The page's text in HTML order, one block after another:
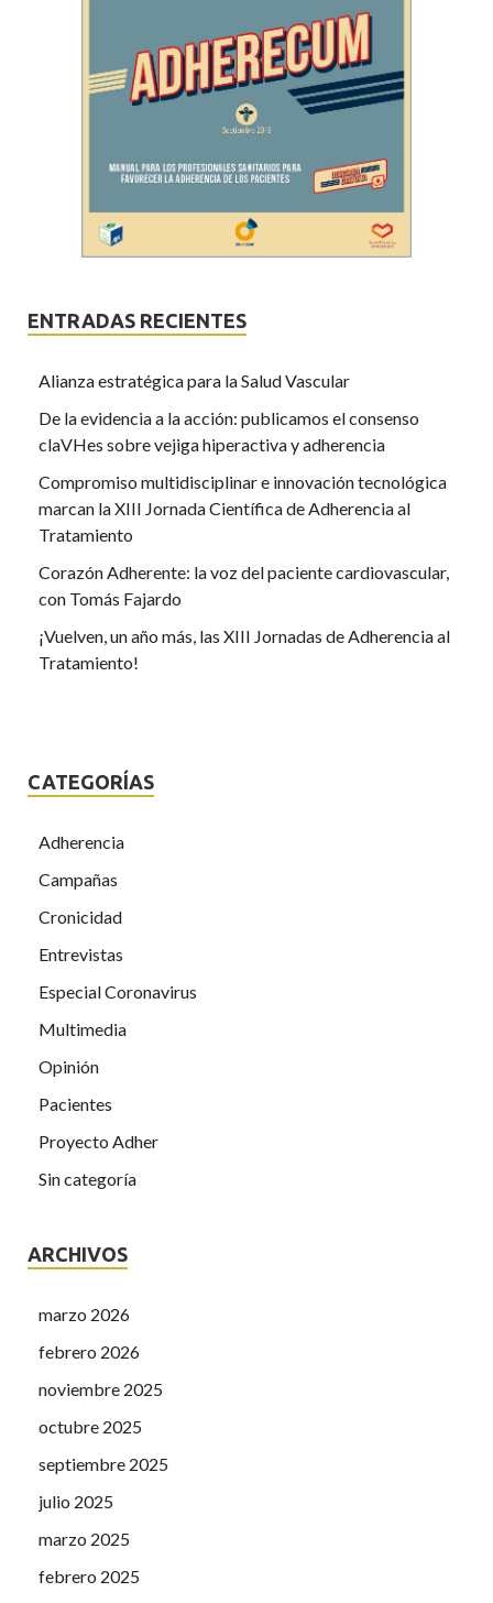
ENTRADAS RECIENTES
Alianza estratégica para la Salud Vascular
De la evidencia a la acción: publicamos el consenso
claVHes sobre vejiga hiperactiva y adherencia
Compromiso multidisciplinar e innovación tecnológica
marcan la XIII Jornada Científica de Adherencia al
Tratamiento
Corazón Adherente: la voz del paciente cardiovascular,
con Tomás Fajardo
¡Vuelven, un año más, las XIII Jornadas de Adherencia al
Tratamiento!
CATEGORÍAS
Adherencia
Campañas
Cronicidad
Entrevistas
Especial Coronavirus
Multimedia
Opinión
Pacientes
Proyecto Adher
Sin categoría
ARCHIVOS
marzo 2026
febrero 2026
noviembre 2025
octubre 2025
septiembre 2025
julio 2025
marzo 2025
febrero 2025